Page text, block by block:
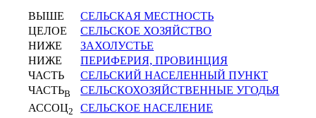
ВЫШЕ
СЕЛЬСКАЯ МЕСТНОСТЬ
ЦЕЛОЕ
СЕЛЬСКОЕ ХОЗЯЙСТВО
НИЖЕ
ЗАХОЛУСТЬЕ
НИЖЕ
ПЕРИФЕРИЯ, ПРОВИНЦИЯ
ЧАСТЬ
СЕЛЬСКИЙ НАСЕЛЕННЫЙ ПУНКТ
ЧАСТЬВ
СЕЛЬСКОХОЗЯЙСТВЕННЫЕ УГОДЬЯ
АССОЦ2 СЕЛЬСКОЕ НАСЕЛЕНИЕ